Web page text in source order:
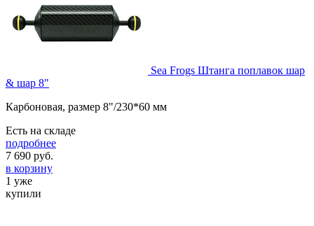
Sea Frogs Штанга поплавок шар
& шар 8"
Карбоновая, размер 8"/230*60 мм
Есть на складе
подробнее
7 690 руб.
в корзину
1 уже
купили